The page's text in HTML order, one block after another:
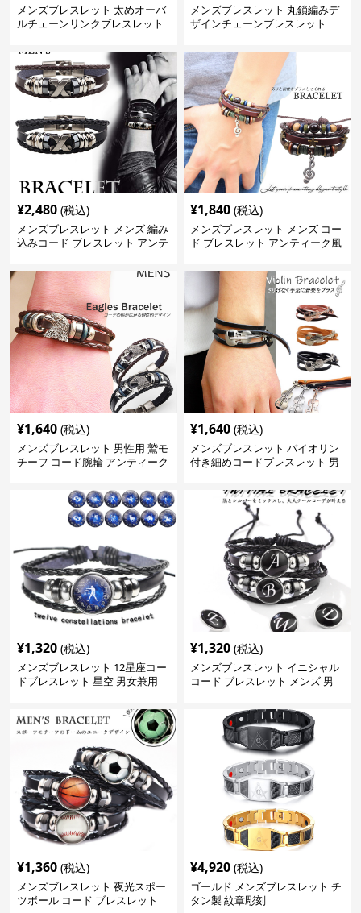
メンズブレスレット 太めオーバ
ルチェーンリンクブレスレット
メンズブレスレット 丸鎖編みデ
ザインチェーンブレスレット
¥2,480 (税込)
メンズブレスレット メンズ 編み
込みコード ブレスレット アンテ
¥1,840 (税込)
メンズブレスレット メンズ コー
ド ブレスレット アンティーク風
¥1,640 (税込)
メンズブレスレット 男性用 鷲モ
チーフ コード腕輪 アンティーク
¥1,640 (税込)
メンズブレスレット バイオリン
付き細めコードブレスレット 男
¥1,320 (税込)
メンズブレスレット 12星座コー
ドブレスレット 星空 男女兼用
¥1,320 (税込)
メンズブレスレット イニシャル
コード ブレスレット メンズ 男
¥1,360 (税込)
メンズブレスレット 夜光スポー
ツボール コード ブレスレット
¥4,920 (税込)
ゴールド メンズブレスレット チ
タン製 紋章彫刻